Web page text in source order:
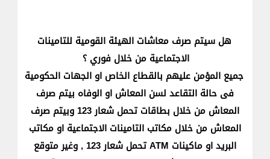
هل سيتم صرف معاشات الهيئة القومية للتامينات
الاجتماعية من خلال فوري ؟
جميع المؤمن عليهم بالقطاع الخاص او الجهات الحكومية
فى حالة التقاعد لسن المعاش او الوفاه بيتم صرف
المعاش من خلال بطاقات تحمل شعار 123 وبيتم صرف
المعاش من خلال مكاتب التامينات الاجتماعية او مكاتب
البريد او ماكينات ATM تحمل شعار 123 , وغير متوقع